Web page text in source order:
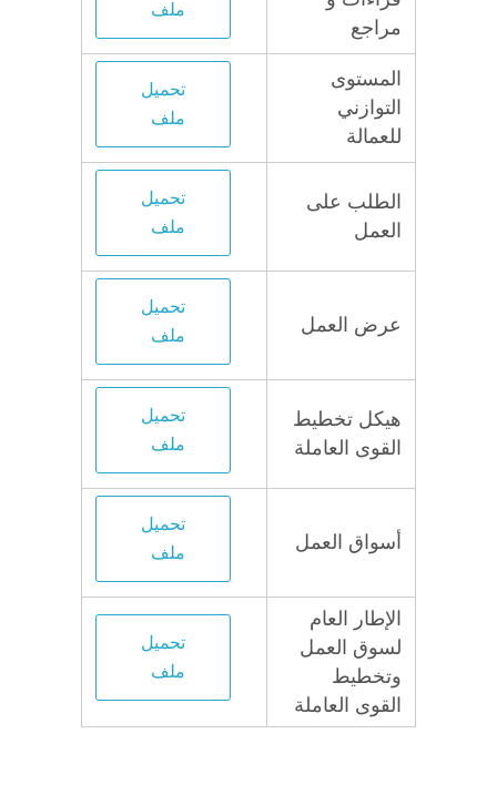
مراجع
ملف
المستوى
التوازني
للعمالة
تحميل
ملف
الطلب على
العمل
تحميل
ملف
عرض العمل
تحميل
ملف
هيكل تخطيط
القوى العاملة
تحميل
ملف
أسواق العمل
تحميل
ملف
الإطار العام
لسوق العمل
وتخطيط
القوى العاملة
تحميل
ملف